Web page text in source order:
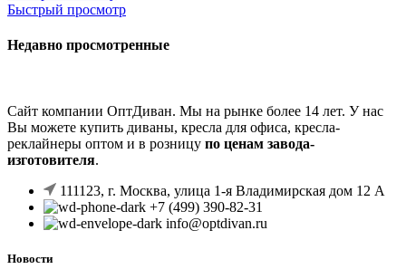
Быстрый просмотр
Недавно просмотренные
Сайт компании ОптДиван. Мы на рынке более 14 лет. У нас
Вы можете купить диваны, кресла для офиса, кресла-
реклайнеры оптом и в розницу по ценам завода-
изготовителя.
111123, г. Москва, улица 1-я Владимирская дом 12 А
+7 (499) 390-82-31
info@optdivan.ru
Новости